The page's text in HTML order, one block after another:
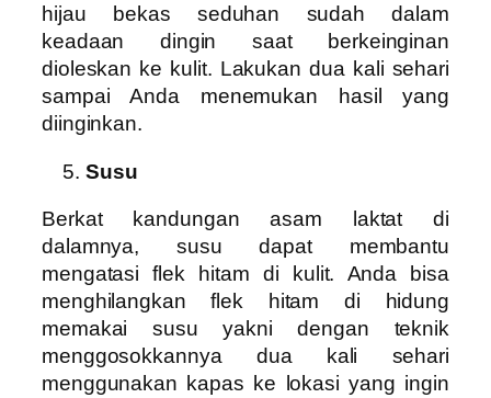
hijau bekas seduhan sudah dalam
keadaan dingin saat berkeinginan
dioleskan ke kulit. Lakukan dua kali sehari
sampai Anda menemukan hasil yang
diinginkan.
Susu
Berkat kandungan asam laktat di
dalamnya, susu dapat membantu
mengatasi flek hitam di kulit. Anda bisa
menghilangkan flek hitam di hidung
memakai susu yakni dengan teknik
menggosokkannya dua kali sehari
menggunakan kapas ke lokasi yang ingin